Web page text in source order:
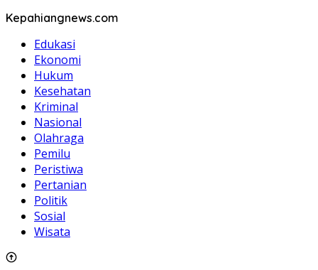
Kepahiangnews.com
Edukasi
Ekonomi
Hukum
Kesehatan
Kriminal
Nasional
Olahraga
Pemilu
Peristiwa
Pertanian
Politik
Sosial
Wisata